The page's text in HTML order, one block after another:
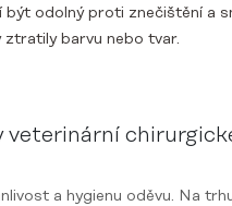
odolný proti znečištění a
ztratily barvu nebo tvar.
veterinární
a hygienu oděvu. Na